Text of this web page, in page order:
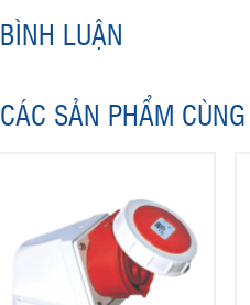
BÌNH LUẬN
CÁC SẢN PHẨM